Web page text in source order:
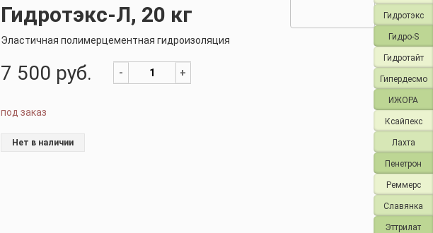
Гидротэкс
Гидро-S
Гидротайт
Гипердесмо
ИЖОРА
Ксайпекс
Лахта
Пенетрон
Реммерс
Славянка
Эттрилат
Гидротэкс-Л, 20 кг
Эластичная полимерцементная гидроизоляция
7 500 руб. - +
под заказ
Нет в наличии